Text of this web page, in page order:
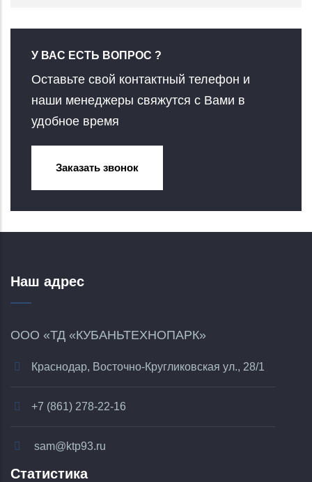
У ВАС ЕСТЬ ВОПРОС ?
Оставьте свой контактный телефон и
наши менеджеры свяжутся с Вами в
удобное время
Заказать звонок
Наш адрес
ООО «ТД «КУБАНЬТЕХНОПАРК»
Краснодар, Восточно-Кругликовская ул., 28/1
+7 (861) 278-22-16
sam@ktp93.ru
Статистика